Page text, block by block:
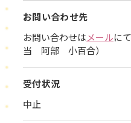
お問い合わせ先
お問い合わせはメールに
当 阿部 小百合）
受付状況
中止